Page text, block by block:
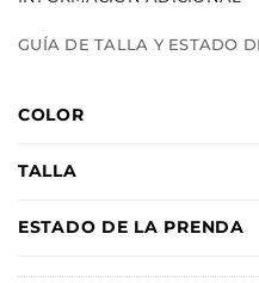
GUÍA DE TALLA Y ESTADO
COLOR
TALLA
ESTADO DE LA PRENDA